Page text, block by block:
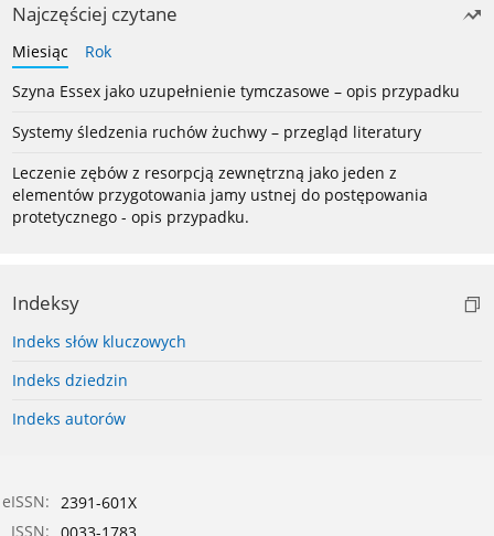
Najczęściej czytane
Miesiąc
Rok
Szyna Essex jako uzupełnienie tymczasowe – opis przypadku
Systemy śledzenia ruchów żuchwy – przegląd literatury
Leczenie zębów z resorpcją zewnętrzną jako jeden z
elementów przygotowania jamy ustnej do postępowania
protetycznego - opis przypadku.
Indeksy
Indeks słów kluczowych
Indeks dziedzin
Indeks autorów
eISSN: 2391-601X
ISSN: